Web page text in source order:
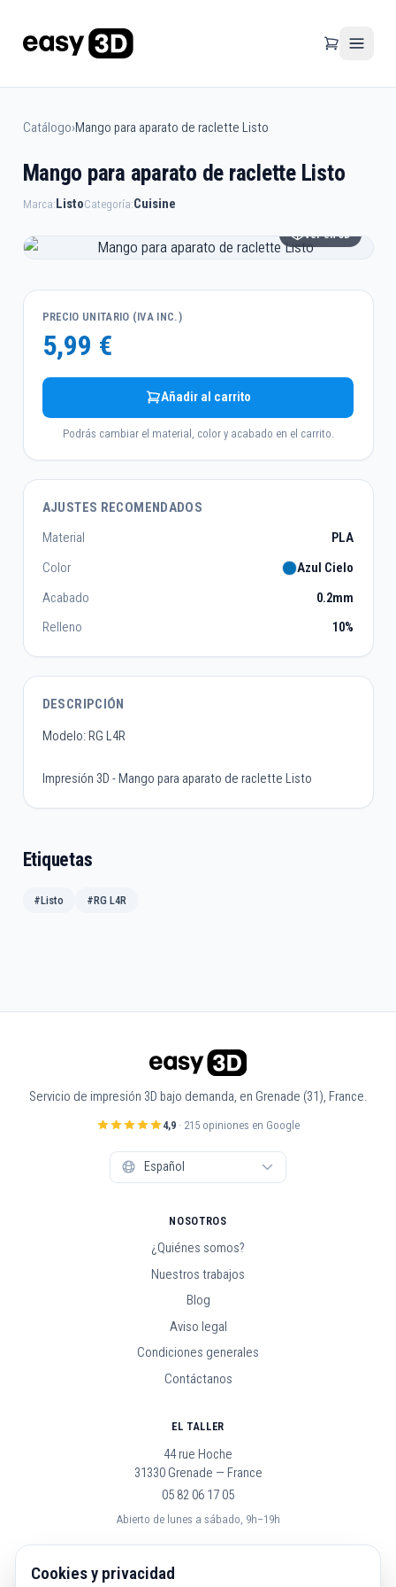
Catálogo›Mango para aparato de raclette Listo
Mango para aparato de raclette Listo
Marca:ListoCategoría:Cuisine
Ver en 3D
PRECIO UNITARIO (IVA INC.)
5,99 €
Añadir al carrito
Podrás cambiar el material, color y acabado en el carrito.
AJUSTES RECOMENDADOS
Material
PLA
Color
Azul Cielo
Acabado
0.2mm
Relleno
10%
DESCRIPCIÓN
Modelo: RG L4R
Impresión 3D - Mango para aparato de raclette Listo
Etiquetas
#Listo #RG L4R
Servicio de impresión 3D bajo demanda, en Grenade (31), France.
4,9· 215 opiniones en Google
NOSOTROS
¿Quiénes somos?
Nuestros trabajos
Blog
Aviso legal
Condiciones generales
Contáctanos
EL TALLER
44 rue Hoche
31330 Grenade — France
05 82 06 17 05
Abierto de lunes a sábado, 9h–19h
SÍGUENOS
Cookies y privacidad